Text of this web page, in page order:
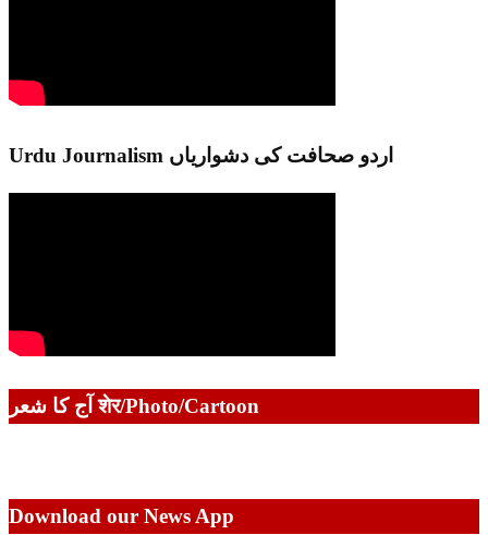
Urdu Journalism اردو صحافت کی دشواریاں
آج کا شعر शेर/Photo/Cartoon
Download our News App